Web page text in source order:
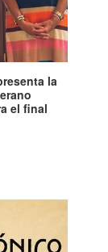
la
el final